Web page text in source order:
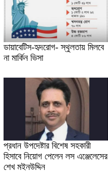
ডায়াবেটিস-হৃদরোগ- স্থুলতায় মিলবে
না মার্কিন ভিসা
প্রধান উপদেষ্টার বিশেষ সহকারী
হিসাবে নিয়োগ পেলেন লস এঞ্জেলেসের
শেখ মইনউদ্দিন